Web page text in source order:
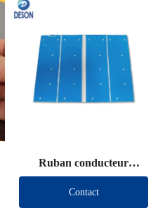
Ruban conducteur
thermique découpé
Contact